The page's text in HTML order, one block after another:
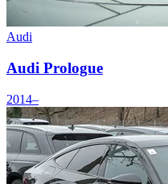
Audi
Audi Prologue
2014–